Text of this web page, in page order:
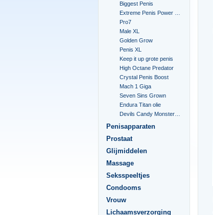
Biggest Penis
Pro7
Male XL
Golden Grow
Penis XL
Keep it up grote penis
High Octane Predator
Crystal Penis Boost
Mach 1 Giga
Seven Sins Grown
Endura Titan olie
Penisapparaten
Prostaat
Glijmiddelen
Massage
Seksspeeltjes
Condooms
Vrouw
Lichaamsverzorging